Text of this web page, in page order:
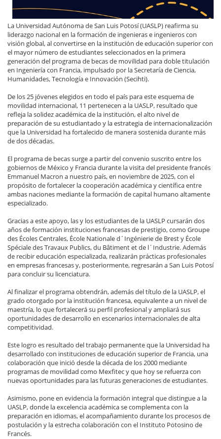
La Universidad Autónoma de San Luis Potosí (UASLP) reafirma su
liderazgo nacional en la formación de ingenieras e ingenieros con
visión global, al convertirse en la institución de educación superior con
el mayor número de estudiantes seleccionados en la primera
generación del programa de becas de movilidad para doble titulación
en Ingeniería con Francia, impulsado por la Secretaría de Ciencia,
Humanidades, Tecnología e Innovación (Secihti).
De los 25 jóvenes elegidos en todo el país para este esquema de
movilidad internacional, 11 pertenecen a la UASLP, resultado que
refleja la solidez académica de la institución, el alto nivel de
preparación de su estudiantado y la estrategia de internacionalización
que la Universidad ha fortalecido de manera sostenida durante más
de dos décadas.
El programa de becas surge a partir del convenio suscrito entre los
gobiernos de México y Francia durante la visita del presidente francés
Emmanuel Macron a nuestro país, en noviembre de 2025, con el
propósito de fortalecer la cooperación académica y científica entre
ambas naciones mediante la formación de capital humano altamente
especializado.
Gracias a este apoyo, las y los estudiantes de la UASLP cursarán dos
años de formación instituciones francesas de prestigio, como Groupe
des Écoles Centrales, École Nationale d´Ingénierie de Brest y École
Spéciale des Travaux Publics, du Bâtiment et de l´Industrie. Además
de recibir educación especializada, realizarán prácticas profesionales
en empresas francesas y, posteriormente, regresarán a San Luis Potosí
para concluir su licenciatura.
Al finalizar el programa obtendrán, además del título de la UASLP, el
grado otorgado por la institución francesa, equivalente a un nivel de
maestría, lo que fortalecerá su perfil profesional y ampliará sus
oportunidades de desarrollo en escenarios internacionales de alta
competitividad.
Este logro es resultado del trabajo permanente que la Universidad ha
desarrollado con instituciones de educación superior de Francia, una
colaboración que inició desde la década de los 2000 mediante
programas de movilidad como Mexfitec y que hoy se refuerza con
nuevas oportunidades para las futuras generaciones de estudiantes.
Asimismo, pone en evidencia la formación integral que distingue a la
UASLP, donde la excelencia académica se complementa con la
preparación en idiomas, el acompañamiento durante los procesos de
postulación y la estrecha colaboración con el Instituto Potosino de
Francés.